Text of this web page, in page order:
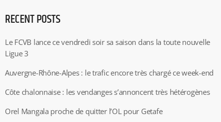
RECENT POSTS
Le FCVB lance ce vendredi soir sa saison dans la toute nouvelle
Ligue 3
Auvergne-Rhône-Alpes : le trafic encore très chargé ce week-end
Côte chalonnaise : les vendanges s’annoncent très hétérogènes
Orel Mangala proche de quitter l’OL pour Getafe